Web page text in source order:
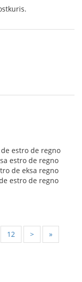
estro de regno
estro de regno
de eksa regno
estro de regno
12 > »